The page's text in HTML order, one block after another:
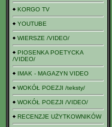
KORGO TV
YOUTUBE
WIERSZE /VIDEO/
PIOSENKA POETYCKA
/VIDEO/
IMAK - MAGAZYN VIDEO
WOKÓŁ POEZJI /teksty/
WOKÓŁ POEZJI /VIDEO/
RECENZJE UŻYTKOWNIKÓW